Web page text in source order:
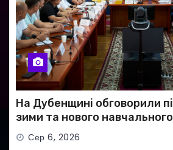
На Дубенщині обговорили
зими та нового
Сер 6, 2026